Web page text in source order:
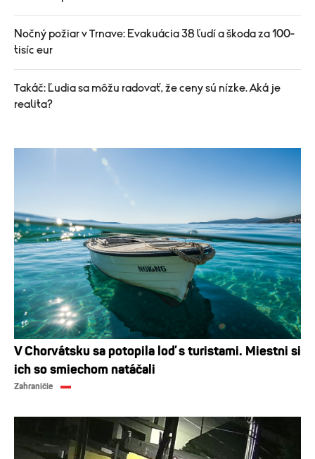
Nočný požiar v Trnave: Evakuácia 38 ľudí a škoda za 100-
tisíc eur
Takáč: Ľudia sa môžu radovať, že ceny sú nízke. Aká je
realita?
V Chorvátsku sa potopila loď s turistami. Miestni si
ich so smiechom natáčali
Zahraničie